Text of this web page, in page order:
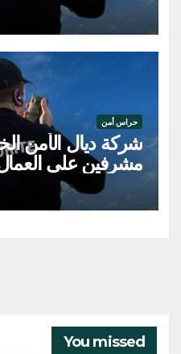
حراس أمن
شركة ديال الأمن
مشرفين على العمال
بيرمي
You missed